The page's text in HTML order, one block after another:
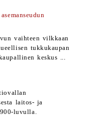
vaihteen vilkkaan
tukkukaupan
keskus ...
laitos- ja
luvulla.